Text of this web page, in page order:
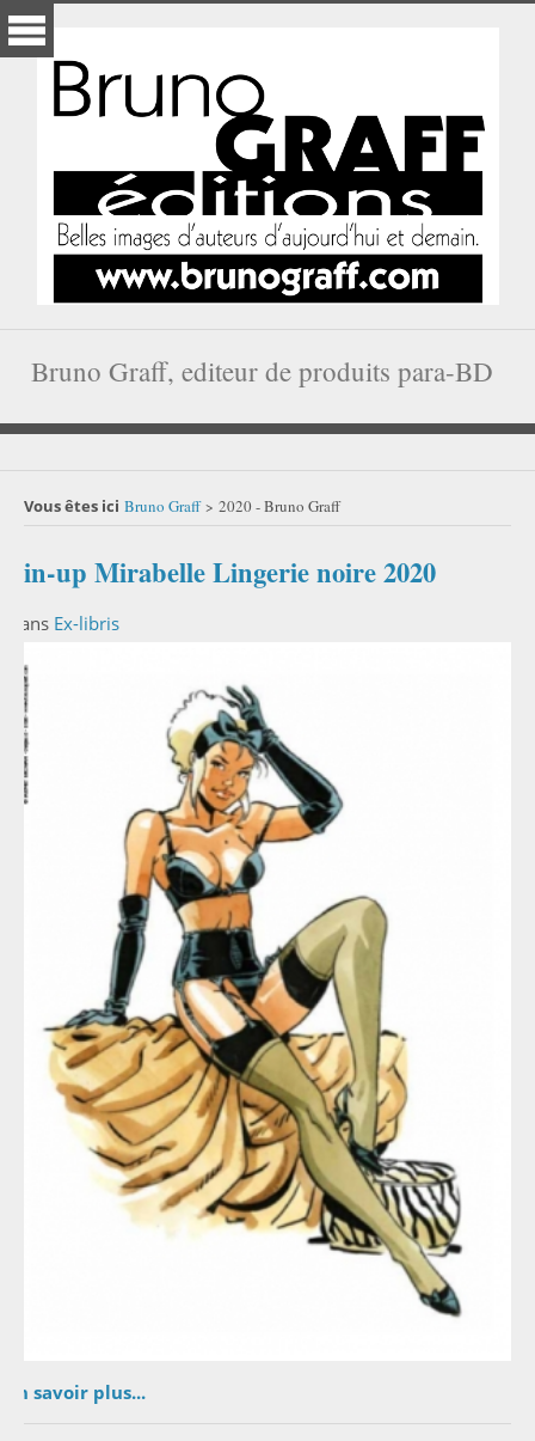
Bruno Graff, editeur de produits para-BD
Vous êtes ici Bruno Graff > 2020 - Bruno Graff
Pin-up Mirabelle Lingerie noire 2020
Dans Ex-libris
En savoir plus...